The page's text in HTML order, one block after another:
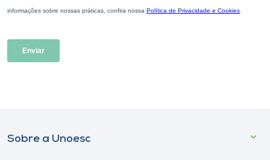
Sobre a Unoesc